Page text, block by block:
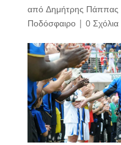
από Δημήτρης Πάππας
Ποδόσφαιρο| 0 Σχόλια